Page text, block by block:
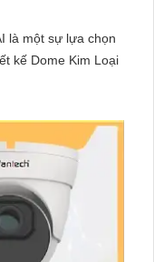
là một sự lựa chọn